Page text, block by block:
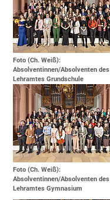
Foto (Ch. Weiß):
Absolventinnen/Absolventen des
Lehramtes Grundschule
Foto (Ch. Weiß):
Absolventinnen/Absolventen des
Lehramtes Gymnasium